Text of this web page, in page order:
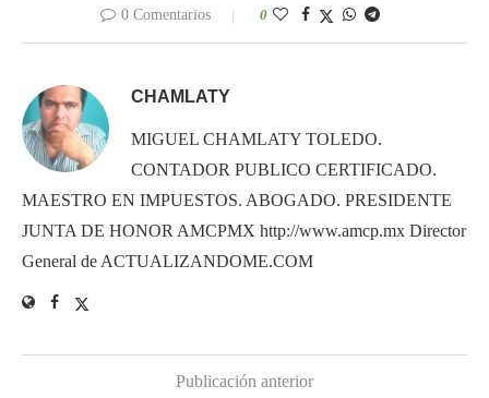
0 Comentarios 0
CHAMLATY
MIGUEL CHAMLATY TOLEDO.
CONTADOR PUBLICO CERTIFICADO.
MAESTRO EN IMPUESTOS. ABOGADO. PRESIDENTE
JUNTA DE HONOR AMCPMX http://www.amcp.mx Director
General de ACTUALIZANDOME.COM
Publicación anterior